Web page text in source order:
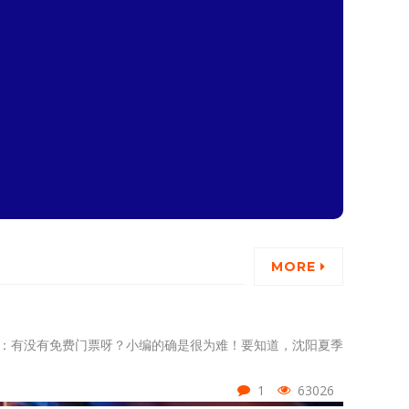
MORE
有没有免费门票呀？小编的确是很为难！要知道，沈阳夏季
1
63026